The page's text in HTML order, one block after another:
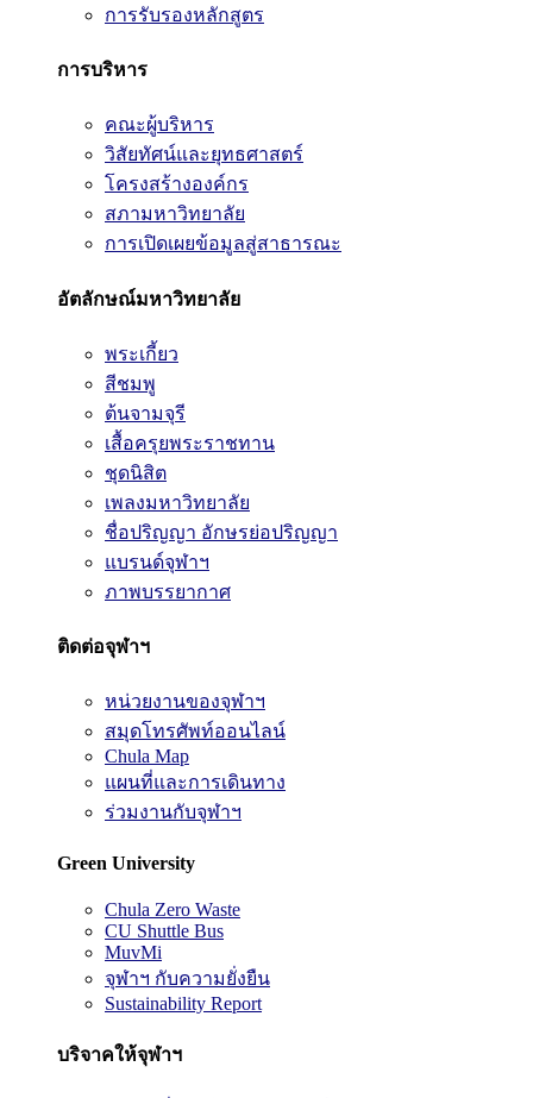
การรับรองหลักสูตร
การบริหาร
คณะผู้บริหาร
วิสัยทัศน์และยุทธศาสตร์
โครงสร้างองค์กร
สภามหาวิทยาลัย
การเปิดเผยข้อมูลสู่สาธารณะ
อัตลักษณ์มหาวิทยาลัย
พระเกี้ยว
สีชมพู
ต้นจามจุรี
เสื้อครุยพระราชทาน
ชุดนิสิต
เพลงมหาวิทยาลัย
ชื่อปริญญา อักษรย่อปริญญา
แบรนด์จุฬาฯ
ภาพบรรยากาศ
ติดต่อจุฬาฯ
หน่วยงานของจุฬาฯ
สมุดโทรศัพท์ออนไลน์
Chula Map
แผนที่และการเดินทาง
ร่วมงานกับจุฬาฯ
Green University
Chula Zero Waste
CU Shuttle Bus
MuvMi
จุฬาฯ กับความยั่งยืน
Sustainability Report
บริจาคให้จุฬาฯ